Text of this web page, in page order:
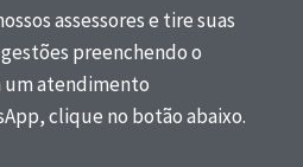
assessores e tire suas
preenchendo o
um atendimento
clique no botão abaixo.